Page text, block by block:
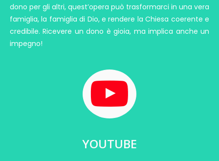
dono per gli altri, quest’opera può trasformarci in una vera
famiglia, la famiglia di Dio, e rendere la Chiesa coerente e
credibile. Ricevere un dono è gioia, ma implica anche un
impegno!
YOUTUBE